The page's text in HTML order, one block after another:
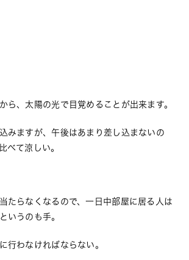
ら、太陽の光で目覚めることが出来ます。
みますが、午後はあまり差し込まないの
べて涼しい。
たらなくなるので、一日中部屋に居る人は
いうのも手。
行わなければならない。